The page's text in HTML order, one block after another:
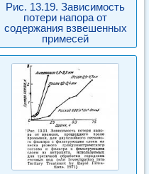
Рис. 13.19. Зависимость
потери напора от
содержания взвешенных
примесей